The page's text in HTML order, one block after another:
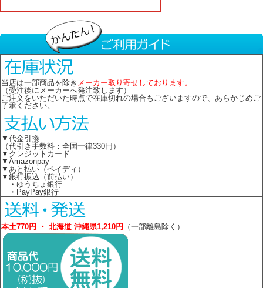
当店は一部商品を除き メーカー取り寄せしております。
（受注後にメーカーへ発注致します）
ご注文をいただいた時点で在庫切れの場合もございますので、あらかじめご
了承ください。
▼代金引換
（代引き手数料：全国一律330円）
▼クレジットカード
▼Amazonpay
▼あと払い（ペイディ）
▼銀行振込（前払い）
・ゆうちょ銀行
・PayPay銀行
本土770円 ・ 北海道 沖縄県1,210円 （一部離島除く）